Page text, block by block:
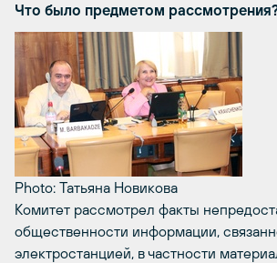
Что было предметом
Photo: Татьяна Новикова
Комитет рассмотрел факты
общественности информации,
электростанцией, в частности